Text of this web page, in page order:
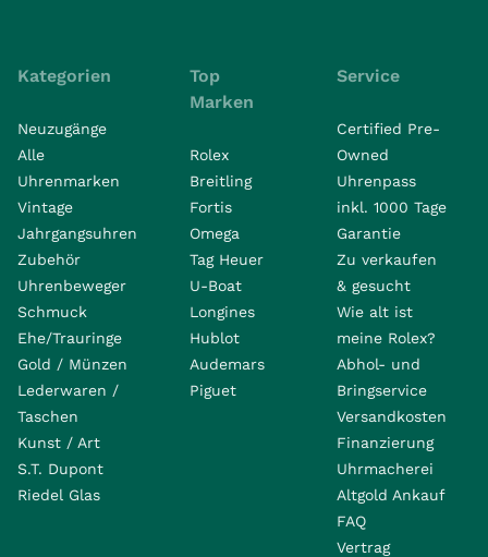
Kategorien
Neuzugänge
Alle
Uhrenmarken
Vintage
Jahrgangsuhren
Zubehör
Uhrenbeweger
Schmuck
Ehe/Trauringe
Gold / Münzen
Lederwaren /
Taschen
Kunst / Art
S.T. Dupont
Riedel Glas
Top
Marken
Rolex
Breitling
Fortis
Omega
Tag Heuer
U-Boat
Longines
Hublot
Audemars
Piguet
Service
Certified Pre-
Owned
Uhrenpass
inkl. 1000 Tage
Garantie
Zu verkaufen
& gesucht
Wie alt ist
meine Rolex?
Abhol- und
Bringservice
Versandkosten
Finanzierung
Uhrmacherei
Altgold Ankauf
FAQ
Vertrag